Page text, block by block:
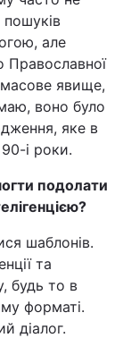
але
Православної
явище,
воно було
яке в
і роки.
подолати
шаблонів.
та
будь то в
форматі.
діалог.